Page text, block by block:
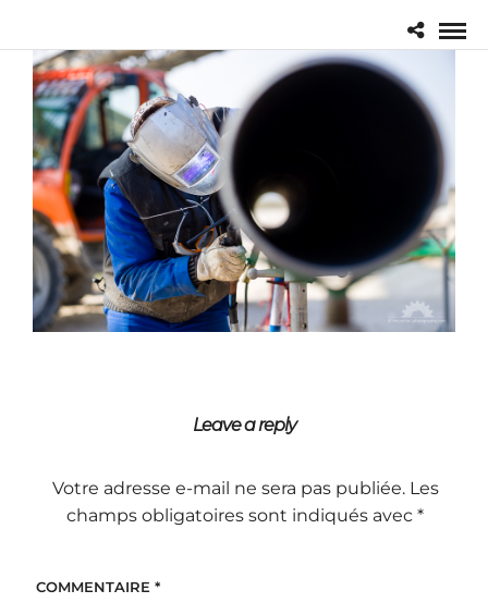
Leave a reply
Votre adresse e-mail ne sera pas publiée. Les
champs obligatoires sont indiqués avec*
COMMENTAIRE *